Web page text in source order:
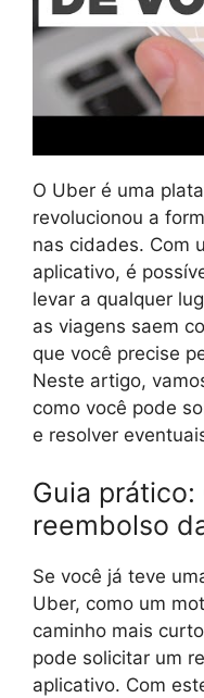
O Uber é uma
revolucionou a
nas cidades. Com
aplicativo, é
levar a qualquer
as viagens saem
que você precise
Neste artigo,
como você pode
e resolver
Guia
reembolso
Se você já teve
Uber, como um
caminho mais
pode solicitar um
aplicativo. Com